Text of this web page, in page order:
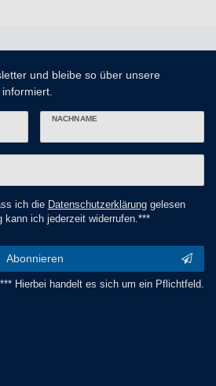
und bleibe so über unsere
NACHNAME
ich die Daten­schutz­erklärunggelesen
kann ich jederzeit widerrufen.***
Abonnieren
*** Hierbei handelt es sich um ein Pflichtfeld.